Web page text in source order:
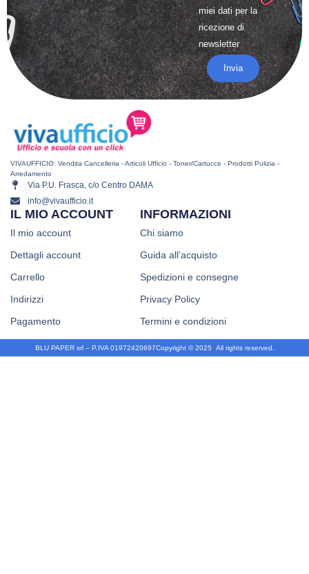
miei dati per la
ricezione di
newsletter
Invia
VIVAUFFICIO: Vendita Cancelleria - Articoli Ufficio - Toner/Cartucce - Prodotti Pulizia -
Arredamento
Via P.U. Frasca, c/o Centro DAMA
info@vivaufficio.it
INFORMAZIONI
Chi siamo
Guida all’acquisto
Spedizioni e consegne
Privacy Policy
Termini e condizioni
IL MIO ACCOUNT
Il mio account
Dettagli account
Carrello
Indirizzi
Pagamento
Copyright © 2025. All rights reserved.
BLU PAPER srl – P.IVA 01972420697